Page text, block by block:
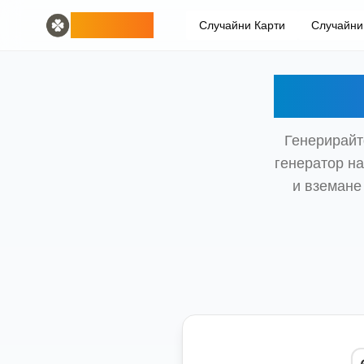
Random Generators
генератор на случайни IP адреси
Español
Случайни Карти
генератор
и